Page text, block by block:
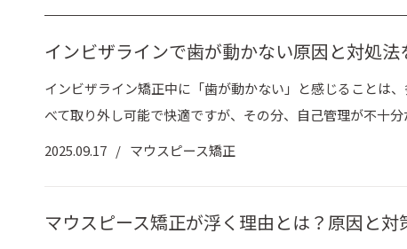
インビザラインで歯が動かない原因と対処法
インビザライン矯正中に「歯が動かない」と感じることは
べて取り外し可能で快適ですが、その分、自己管理が不十
2025.09.17
マウスピース矯正
マウスピース矯正が浮く理由とは？原因と対